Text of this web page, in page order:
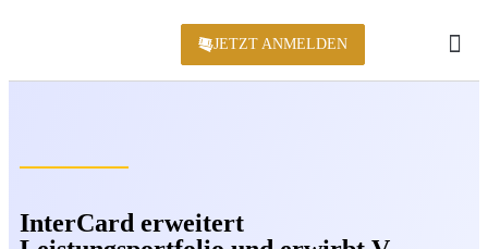
JETZT ANMELDEN
InterCard erweitert